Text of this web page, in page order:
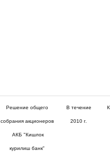
Решение общего
собрания акционеров
АКБ "Кишлок
курилиш банк"
В течение
2010 г.